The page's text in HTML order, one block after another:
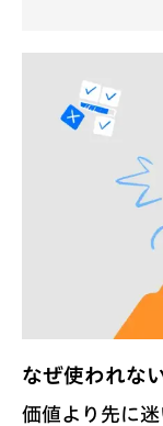
なぜ使われな
価値より先に